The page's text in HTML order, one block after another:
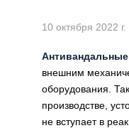
10 октября 2022 г.
внешним
оборудования.
производстве,
не вступает в